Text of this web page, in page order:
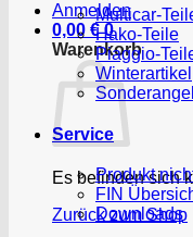
Anmelden
0,00 € 0
Warenkorb
Es befinden sich
Zurück zum Shop
Multicar-
Hako-Teile
Piaggio-
Winterartikel
Service
Produkt
FIN
Downloads